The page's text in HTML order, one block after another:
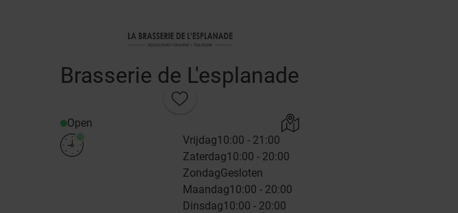
Brasserie de L'esplanade
Open
Vrijdag10:00 - 21:00
Zaterdag10:00 - 20:00
ZondagGesloten
Maandag10:00 - 20:00
Dinsdag10:00 - 20:00